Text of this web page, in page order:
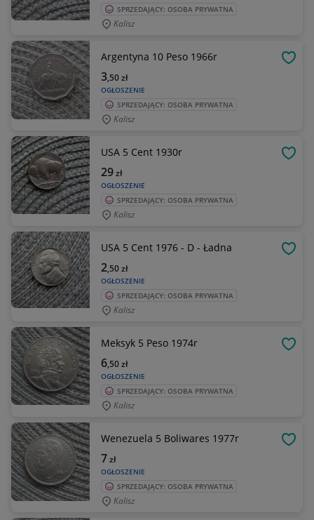
SPRZEDAJĄCY: OSOBA PRYWATNA
Kalisz
Argentyna 10 Peso 1966r
OGŁOSZENIE
3,50zł
SPRZEDAJĄCY: OSOBA PRYWATNA
Kalisz
USA 5 Cent 1930r
OGŁOSZENIE
29zł
SPRZEDAJĄCY: OSOBA PRYWATNA
Kalisz
USA 5 Cent 1976 - D - Ładna
OGŁOSZENIE
2,50zł
SPRZEDAJĄCY: OSOBA PRYWATNA
Kalisz
Meksyk 5 Peso 1974r
OGŁOSZENIE
6,50zł
SPRZEDAJĄCY: OSOBA PRYWATNA
Kalisz
Wenezuela 5 Boliwares 1977r
OGŁOSZENIE
7zł
SPRZEDAJĄCY: OSOBA PRYWATNA
Kalisz